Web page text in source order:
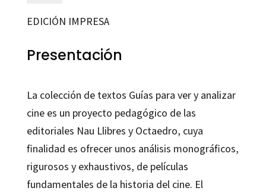
ver
analizar:
EDICIÓN IMPRESA
Presentación
La colección de textos Guías para ver y analizar
cine es un proyecto pedagógico de las
editoriales Nau Llibres y Octaedro, cuya
finalidad es ofrecer unos análisis monográficos,
rigurosos y exhaustivos, de películas
fundamentales de la historia del cine. El